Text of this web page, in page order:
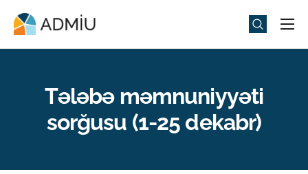
Universitet
Tədbirlər
Tələbə məmnuniyyəti
sorğusu (1-25 dekabr)